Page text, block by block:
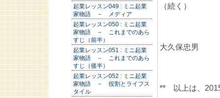
（続く）
大久保忠男
** 以上は、
起業レッスン049 : ミニ起業
家物語 － メディア
起業レッスン050 : ミニ起業
家物語 － これまでのあら
すじ（前半）
起業レッスン051 : ミニ起業
家物語 － これまでのあら
すじ（後半）
起業レッスン052 : ミニ起業
家物語 － 役割とライフス
タイル